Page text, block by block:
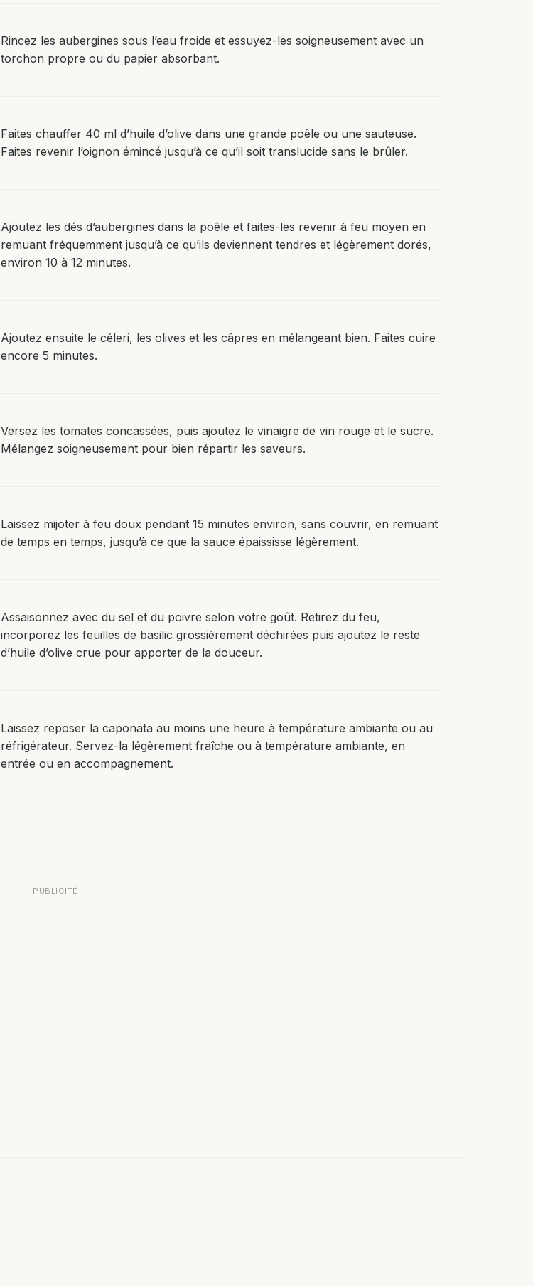
PUBLICITÉ
Rincez les aubergines sous l’eau froide et essuyez-les soigneusement avec un
torchon propre ou du papier absorbant.
Faites chauffer 40 ml d’huile d’olive dans une grande poêle ou une sauteuse.
Faites revenir l’oignon émincé jusqu’à ce qu’il soit translucide sans le brûler.
Ajoutez les dés d’aubergines dans la poêle et faites-les revenir à feu moyen en
remuant fréquemment jusqu’à ce qu’ils deviennent tendres et légèrement dorés,
environ 10 à 12 minutes.
Ajoutez ensuite le céleri, les olives et les câpres en mélangeant bien. Faites cuire
encore 5 minutes.
Versez les tomates concassées, puis ajoutez le vinaigre de vin rouge et le sucre.
Mélangez soigneusement pour bien répartir les saveurs.
Laissez mijoter à feu doux pendant 15 minutes environ, sans couvrir, en remuant
de temps en temps, jusqu’à ce que la sauce épaississe légèrement.
Assaisonnez avec du sel et du poivre selon votre goût. Retirez du feu,
incorporez les feuilles de basilic grossièrement déchirées puis ajoutez le reste
d’huile d’olive crue pour apporter de la douceur.
Laissez reposer la caponata au moins une heure à température ambiante ou au
réfrigérateur. Servez-la légèrement fraîche ou à température ambiante, en
entrée ou en accompagnement.